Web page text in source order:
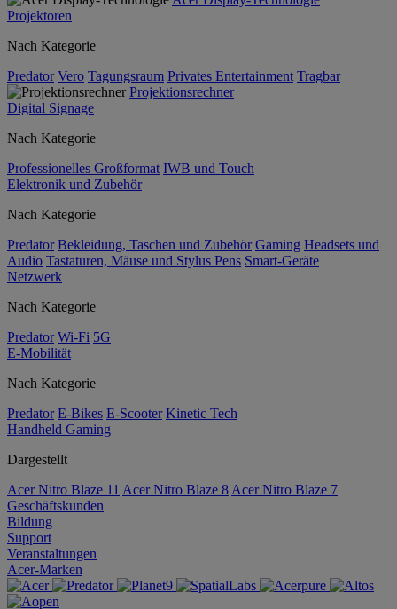
Projektoren
Nach Kategorie
Predator Vero Tagungsraum Privates Entertainment Tragbar
Projektionsrechner
Digital Signage
Nach Kategorie
Professionelles Großformat IWB und Touch
Elektronik und Zubehör
Nach Kategorie
Predator Bekleidung, Taschen und Zubehör Gaming Headsets und
Audio Tastaturen, Mäuse und Stylus Pens Smart-Geräte
Netzwerk
Nach Kategorie
Predator Wi-Fi 5G
E-Mobilität
Nach Kategorie
Predator E-Bikes E-Scooter Kinetic Tech
Handheld Gaming
Dargestellt
Acer Nitro Blaze 11 Acer Nitro Blaze 8 Acer Nitro Blaze 7
Geschäftskunden
Bildung
Support
Veranstaltungen
Acer-Marken